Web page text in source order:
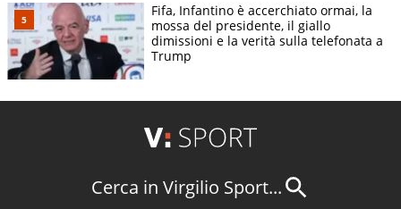
Fifa, Infantino è accerchiato ormai, la
mossa del presidente, il giallo
dimissioni e la verità sulla telefonata a
Trump
Cerca in Virgilio Sport...